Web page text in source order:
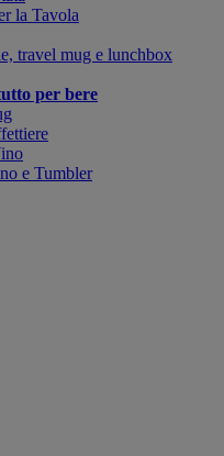
la Tavola
travel mug e lunchbox
per bere
e Tumbler